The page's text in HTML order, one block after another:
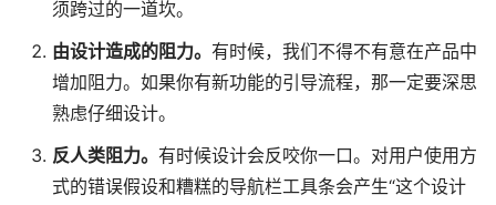
须跨过的一道坎。
由设计造成的阻力。 有时候，我们不得不有意在产品中
增加阻力。如果你有新功能的引导流程，那一定要深思
熟虑仔细设计。
反人类阻力。 有时候设计会反咬你一口。对用户使用方
式的错误假设和糟糕的导航栏工具条会产生“这个设计